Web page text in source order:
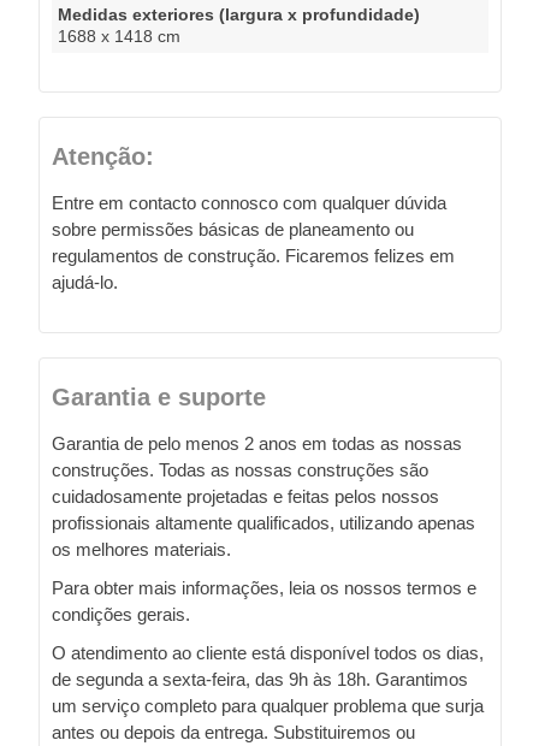
Medidas exteriores (largura x profundidade)
1688 x 1418 cm
Atenção:
Entre em contacto connosco com qualquer dúvida
sobre permissões básicas de planeamento ou
regulamentos de construção. Ficaremos felizes em
ajudá-lo.
Garantia e suporte
Garantia de pelo menos 2 anos em todas as nossas
construções. Todas as nossas construções são
cuidadosamente projetadas e feitas pelos nossos
profissionais altamente qualificados, utilizando apenas
os melhores materiais.
Para obter mais informações, leia os nossos termos e
condições gerais.
O atendimento ao cliente está disponível todos os dias,
de segunda a sexta-feira, das 9h às 18h. Garantimos
um serviço completo para qualquer problema que surja
antes ou depois da entrega. Substituiremos ou